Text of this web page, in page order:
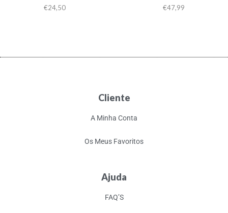
€24,50 €47,99
Cliente
A Minha Conta
Os Meus Favoritos
Ajuda
FAQ’S